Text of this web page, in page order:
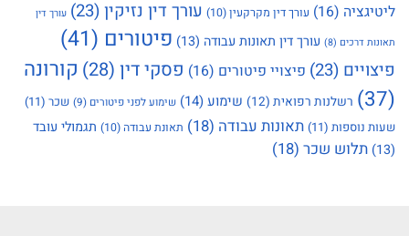
ליטיגציה (16) עורך דין מקרקעין(10) עורך דין נזיקין(23) עורך דין
תאונות דרכים (8) עורך דין תאונות עבודה (13) פיטורים (41)
פיצויים (23) פיצויי פיטורים (16) פסקי דין (28)
קורונה
(37)
רשלנות רפואית (12) שימוע(14) שימוע לפני פיטורים (9) שכר (11)
שעות נוספות (11) תאונות עבודה (18) תאונת עבודה (10)
תגמולי עובד
(13)
תלוש שכר (18)